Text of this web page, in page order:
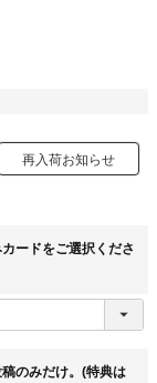
再入荷お知らせ
ードをご選択くださ
のみだけ。(特典は